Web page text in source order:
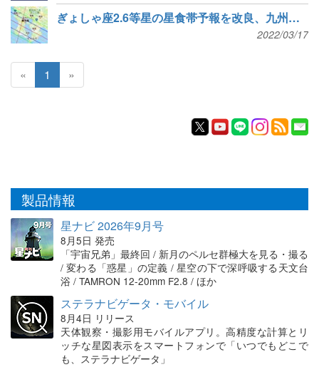
ぎょしゃ座2.6等星の星食帯予報を改良、九州中部→南部へ
2022/03/17
« 1 »
製品情報
星ナビ 2026年9月号
8月5日 発売
「宇宙兄弟」最終回 / 新月のペルセ群極大を見る・撮る
/ 変わる「惑星」の定義 / 星空の下で深呼吸する天文台
浴 / TAMRON 12-20mm F2.8 / ほか
ステラナビゲータ・モバイル
8月4日 リリース
天体観察・撮影用モバイルアプリ。高精度な計算とリ
ッチな星図表示をスマートフォンで「いつでもどこで
も、ステラナビゲータ」